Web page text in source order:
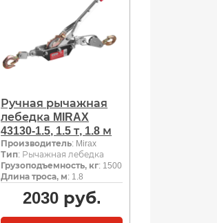
Ручная рычажная
лебедка MIRAX
43130-1.5, 1.5 т, 1.8 м
Производитель: Mirax
Тип: Рычажная лебедка
Грузоподъемность, кг: 1500
Длина троса, м: 1.8
2030руб.